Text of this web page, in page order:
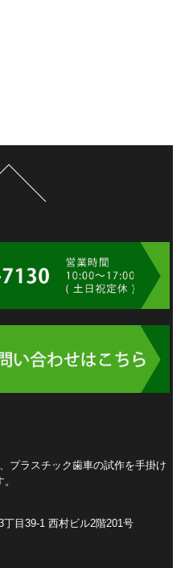
プラスチック歯車の試作を手掛け
目39-1 西村ビル2階201号